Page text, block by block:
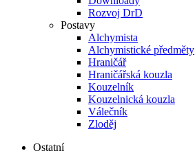
Rozvoj DrD
Postavy
Alchymista
Alchymistické předměty
Hraničář
Hraničářská kouzla
Kouzelník
Kouzelnická kouzla
Válečník
Zloděj
Ostatní